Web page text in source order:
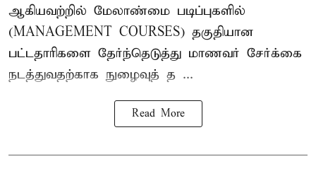
ஆகியவற்றில் மேலாண்மை படிப்புகளில்
(MANAGEMENT COURSES) தகுதியான
பட்டதாரிகளை தேர்ந்தெடுத்து மாணவர் சேர்க்கை
நடத்துவதற்காக நுழைவுத் த ...
Read More